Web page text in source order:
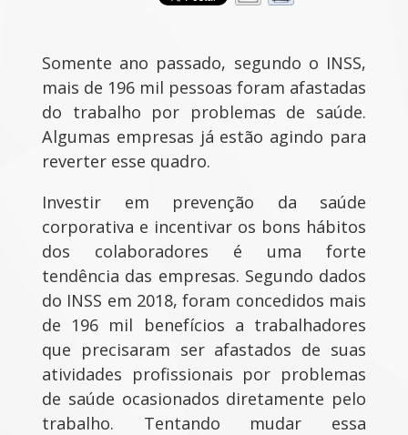
Somente ano passado, segundo o INSS,
mais de 196 mil pessoas foram afastadas
do trabalho por problemas de saúde.
Algumas empresas já estão agindo para
reverter esse quadro.
Investir em prevenção da saúde
corporativa e incentivar os bons hábitos
dos colaboradores é uma forte
tendência das empresas. Segundo dados
do INSS em 2018, foram concedidos mais
de 196 mil benefícios a trabalhadores
que precisaram ser afastados de suas
atividades profissionais por problemas
de saúde ocasionados diretamente pelo
trabalho. Tentando mudar essa